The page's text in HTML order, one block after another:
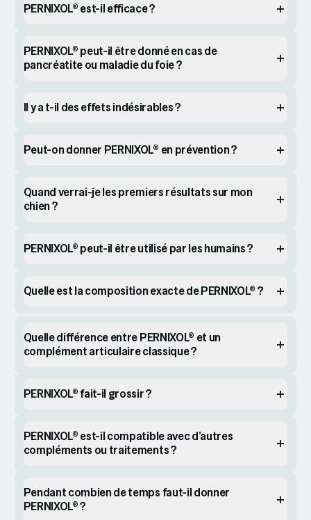
PERNIXOL® est-il efficace ?
PERNIXOL® peut-il être donné en cas de
pancréatite ou maladie du foie ?
Il y a t-il des effets indésirables ?
Peut-on donner PERNIXOL® en prévention ?
Quand verrai-je les premiers résultats sur mon
chien ?
PERNIXOL® peut-il être utilisé par les humains ?
Quelle est la composition exacte de PERNIXOL® ?
Quelle différence entre PERNIXOL® et un
complément articulaire classique ?
PERNIXOL® fait-il grossir ?
PERNIXOL® est-il compatible avec d’autres
compléments ou traitements ?
Pendant combien de temps faut-il donner
PERNIXOL® ?